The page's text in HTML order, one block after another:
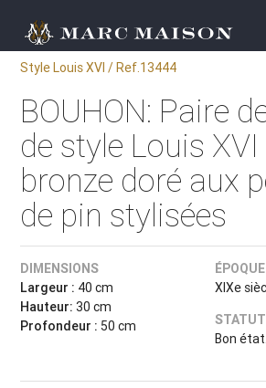
Style Louis XVI / Ref.13444
BOUHON: Paire
de style Louis XVI
bronze doré aux
de pin stylisées
DIMENSIONS
Largeur : 40 cm
Hauteur: 30 cm
Profondeur : 50 cm
XIXe
Bon état.